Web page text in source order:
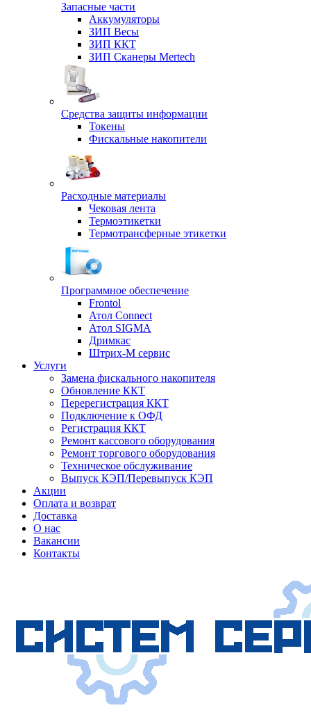
Запасные части
Аккумуляторы
ЗИП Весы
ЗИП ККТ
ЗИП Сканеры Mertech
Средства защиты информации
Токены
Фискальные накопители
Расходные материалы
Чековая лента
Термоэтикетки
Термотрансферные этикетки
Программное обеспечение
Frontol
Атол Connect
Атол SIGMA
Дримкас
Штрих-М сервис
Услуги
Замена фискального накопителя
Обновление ККТ
Перерегистрация ККТ
Подключение к ОФД
Регистрация ККТ
Ремонт кассового оборудования
Ремонт торгового оборудования
Техническое обслуживание
Выпуск КЭП/Перевыпуск КЭП
Акции
Оплата и возврат
Доставка
О нас
Вакансии
Контакты